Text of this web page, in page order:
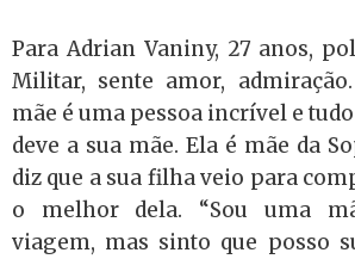
Para Adrian Vaniny, 27 anos,
Militar, sente amor,
mãe é uma pessoa incrível e
deve a sua mãe. Ela é mãe da
diz que a sua filha veio para
o melhor dela. “Sou uma
viagem, mas sinto que posso